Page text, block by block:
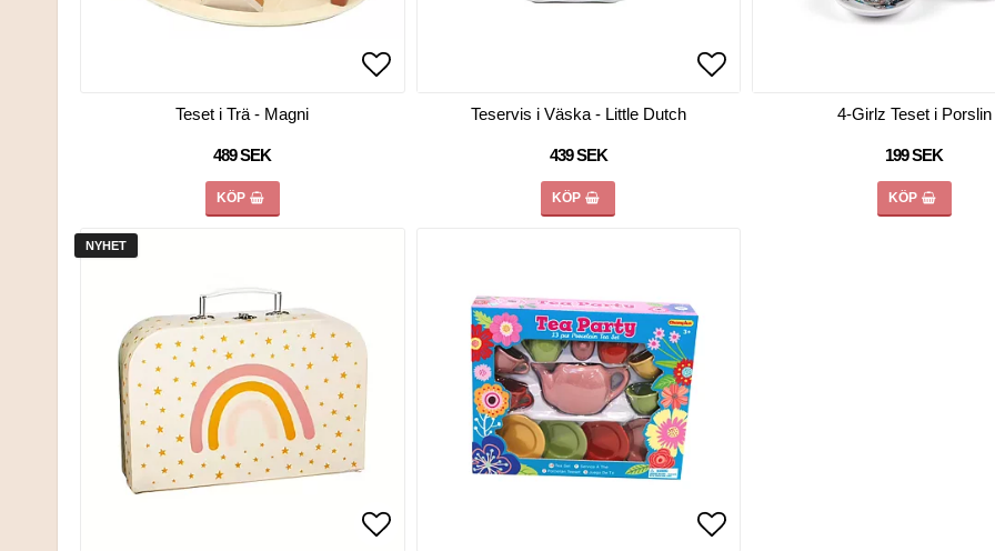
Lägg till i favoritlistan
Lägg till i favoritlistan
Teset i Trä - Magni
489 SEK
KÖP
Lägg till i favoritlistan
Lägg till i favoritlistan
Teservis i Väska - Little Dutch
439 SEK
KÖP
4-Girlz Teset i Porslin
199 SEK
KÖP
NYHET